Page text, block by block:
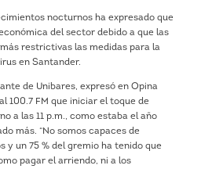
nocturnos ha expresado que
del sector debido a que las
restrictivas las medidas para la
en Santander.
de Unibares, expresó en Opina
100.7 FM que iniciar el toque de
a las 11 p.m., como estaba el año
más. “No somos capaces de
y un 75 % del gremio ha tenido que
pagar el arriendo, ni a los